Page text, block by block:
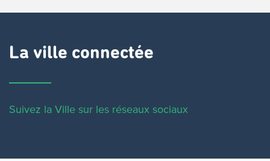
La ville connectée
Suivez la Ville sur les réseaux sociaux